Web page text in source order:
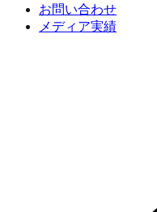
お問い合わせ
メディア実績